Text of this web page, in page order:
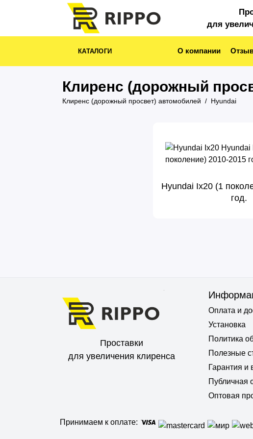
для
КАТАЛОГИ О компании
Клиренс (дорожный
Клиренс (дорожный просвет) автомобилей Hyundai
Hyundai Ix20 (1
год.
Проставки
для увеличения клиренса
Оплата и
Установка
Политика
Полезные
Гарантия и
Публичная
Оптовая
Принимаем к оплате: